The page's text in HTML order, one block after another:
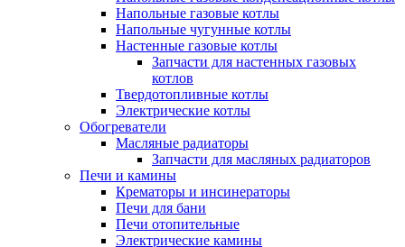
Напольные газовые котлы
Напольные чугунные котлы
Настенные газовые котлы
Запчасти для настенных газовых
котлов
Твердотопливные котлы
Электрические котлы
Обогреватели
Масляные радиаторы
Запчасти для масляных радиаторов
Печи и камины
Крематоры и инсинераторы
Печи для бани
Печи отопительные
Электрические камины